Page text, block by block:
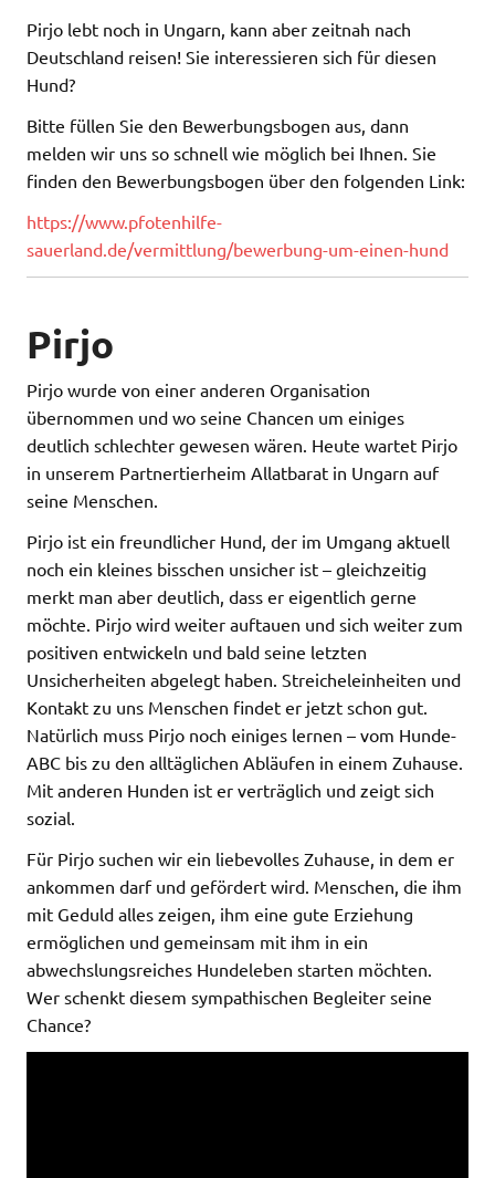
Pirjo lebt noch in Ungarn, kann aber zeitnah nach
Deutschland reisen! Sie interessieren sich für diesen
Hund?
Bitte füllen Sie den Bewerbungsbogen aus, dann
melden wir uns so schnell wie möglich bei Ihnen. Sie
finden den Bewerbungsbogen über den folgenden Link:
https://www.pfotenhilfe-
sauerland.de/vermittlung/bewerbung-um-einen-hund
Pirjo
Pirjo wurde von einer anderen Organisation
übernommen und wo seine Chancen um einiges
deutlich schlechter gewesen wären. Heute wartet Pirjo
in unserem Partnertierheim Allatbarat in Ungarn auf
seine Menschen.
Pirjo ist ein freundlicher Hund, der im Umgang aktuell
noch ein kleines bisschen unsicher ist – gleichzeitig
merkt man aber deutlich, dass er eigentlich gerne
möchte. Pirjo wird weiter auftauen und sich weiter zum
positiven entwickeln und bald seine letzten
Unsicherheiten abgelegt haben. Streicheleinheiten und
Kontakt zu uns Menschen findet er jetzt schon gut.
Natürlich muss Pirjo noch einiges lernen – vom Hunde-
ABC bis zu den alltäglichen Abläufen in einem Zuhause.
Mit anderen Hunden ist er verträglich und zeigt sich
sozial.
Für Pirjo suchen wir ein liebevolles Zuhause, in dem er
ankommen darf und gefördert wird. Menschen, die ihm
mit Geduld alles zeigen, ihm eine gute Erziehung
ermöglichen und gemeinsam mit ihm in ein
abwechslungsreiches Hundeleben starten möchten.
Wer schenkt diesem sympathischen Begleiter seine
Chance?